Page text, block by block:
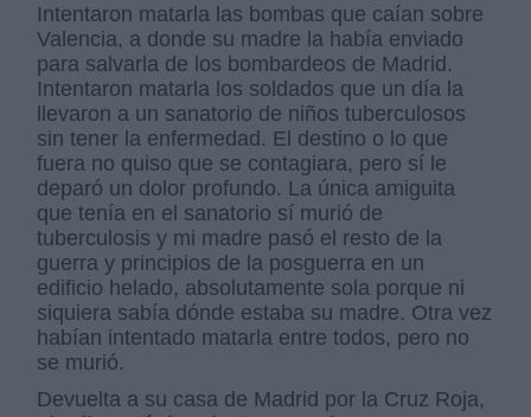
Intentaron matarla las bombas que caían sobre
Valencia, a donde su madre la había enviado
para salvarla de los bombardeos de Madrid.
Intentaron matarla los soldados que un día la
llevaron a un sanatorio de niños tuberculosos
sin tener la enfermedad. El destino o lo que
fuera no quiso que se contagiara, pero sí le
deparó un dolor profundo. La única amiguita
que tenía en el sanatorio sí murió de
tuberculosis y mi madre pasó el resto de la
guerra y principios de la posguerra en un
edificio helado, absolutamente sola porque ni
siquiera sabía dónde estaba su madre. Otra vez
habían intentado matarla entre todos, pero no
se murió.
Devuelta a su casa de Madrid por la Cruz Roja,